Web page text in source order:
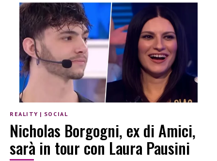
REALITY | SOCIAL
Nicholas Borgogni, ex di Amici,
sarà in tour con Laura Pausini